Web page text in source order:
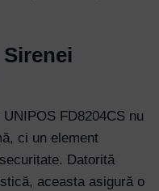
FD8204CS nu
ci un element
Datorită
aceasta asigură o